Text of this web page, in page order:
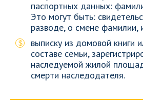
паспортных данных:
Это могут быть:
разводе, о смене фамилии,
выписку из домовой
составе семьи,
наследуемой жилой
смерти наследодателя.